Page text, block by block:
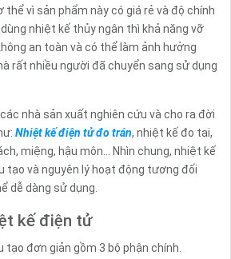
vì sản phẩm này có giá rẻ và độ chính
nhiệt kế thủy ngân thì khả năng vỡ
an toàn và có thể làm ảnh hưởng
rất nhiều người đã chuyển sang sử dụng
nhà sản xuất nghiên cứu và cho ra đời
Nhiệt kế điện tử đo trán, nhiệt kế đo tai,
miệng, hậu môn... Nhìn chung, nhiệt kế
tạo và nguyên lý hoạt động tương đối
dễ dàng sử dụng.
kế điện tử
đơn giản gồm 3 bộ phận chính.